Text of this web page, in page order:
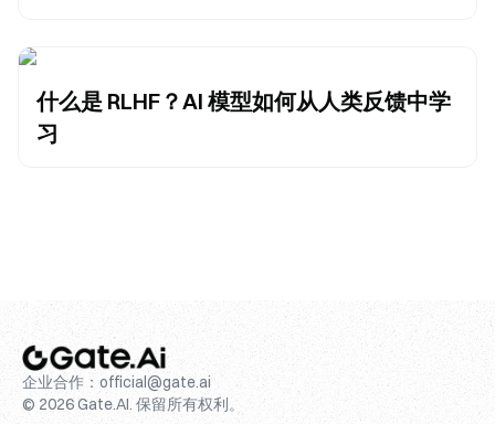
什么是 RLHF？AI 模型如何从人类反馈中学
习
企业合作： official@gate.ai
© 2026 Gate.AI. 保留所有权利。